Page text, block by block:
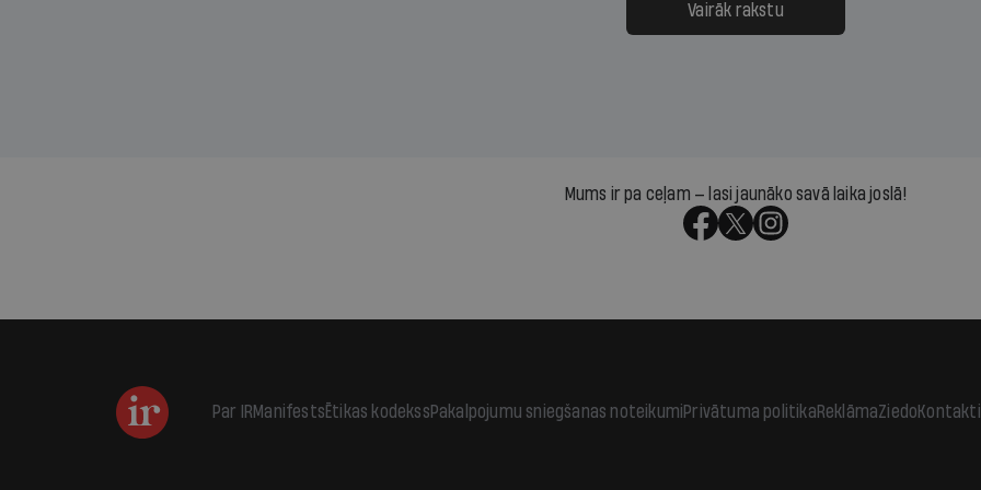
kas jāpārskaita jau trīs dienas
pirms nākamās sapulces
atbalsts un drosme
meteovērojumus arī tad,
Vairāk rakstu
Mums ir pa ceļam — lasi jaunāko savā laika joslā!
Par IRManifestsĒtikas kodekssPakalpojumu sniegšanas noteikumiPrivātuma politikaReklāmaZiedoKontakti